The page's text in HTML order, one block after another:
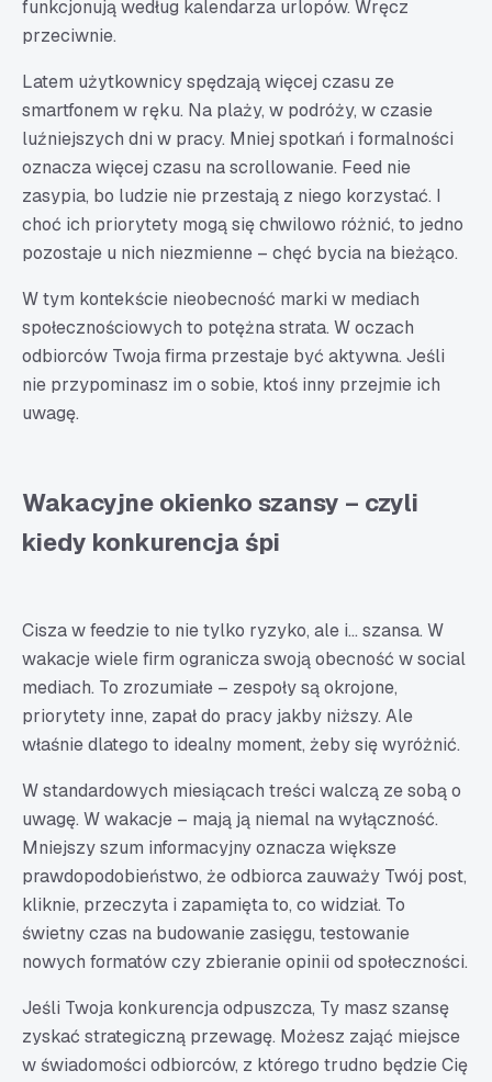
funkcjonują według kalendarza urlopów. Wręcz
przeciwnie.
Latem użytkownicy spędzają więcej czasu ze
smartfonem w ręku. Na plaży, w podróży, w czasie
luźniejszych dni w pracy. Mniej spotkań i formalności
oznacza więcej czasu na scrollowanie. Feed nie
zasypia, bo ludzie nie przestają z niego korzystać. I
choć ich priorytety mogą się chwilowo różnić, to jedno
pozostaje u nich niezmienne – chęć bycia na bieżąco.
W tym kontekście nieobecność marki w mediach
społecznościowych to potężna strata. W oczach
odbiorców Twoja firma przestaje być aktywna. Jeśli
nie przypominasz im o sobie, ktoś inny przejmie ich
uwagę.
Wakacyjne okienko szansy – czyli
kiedy konkurencja śpi
Cisza w feedzie to nie tylko ryzyko, ale i… szansa. W
wakacje wiele firm ogranicza swoją obecność w social
mediach. To zrozumiałe – zespoły są okrojone,
priorytety inne, zapał do pracy jakby niższy. Ale
właśnie dlatego to idealny moment, żeby się wyróżnić.
W standardowych miesiącach treści walczą ze sobą o
uwagę. W wakacje – mają ją niemal na wyłączność.
Mniejszy szum informacyjny oznacza większe
prawdopodobieństwo, że odbiorca zauważy Twój post,
kliknie, przeczyta i zapamięta to, co widział. To
świetny czas na budowanie zasięgu, testowanie
nowych formatów czy zbieranie opinii od społeczności.
Jeśli Twoja konkurencja odpuszcza, Ty masz szansę
zyskać strategiczną przewagę. Możesz zająć miejsce
w świadomości odbiorców, z którego trudno będzie Cię